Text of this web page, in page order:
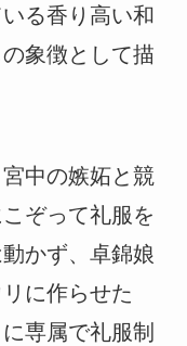
る香り高い和
象徴として描
中の嫉妬と競
ぞって礼服を
かず、卓錦娘
に作らせた
専属で礼服制